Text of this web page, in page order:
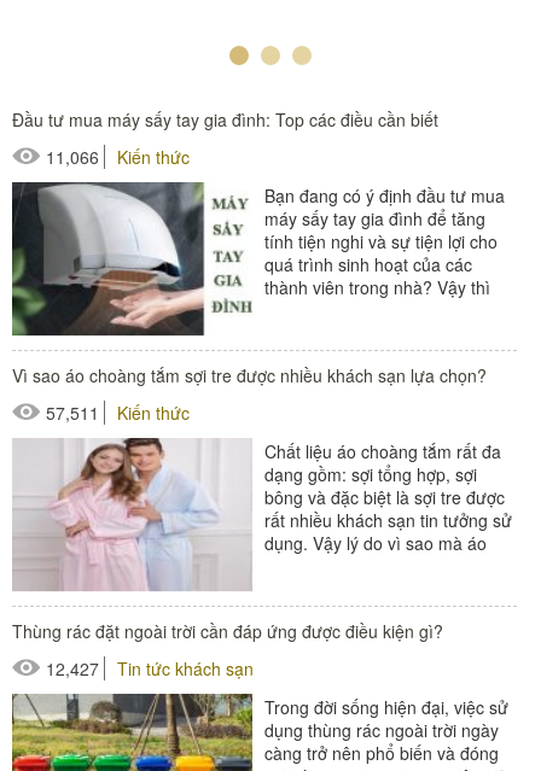
Đầu tư mua máy sấy tay gia đình: Top các điều cần biết
11,066
Kiến thức
Bạn đang có ý định đầu tư mua
máy sấy tay gia đình để tăng
tính tiện nghi và sự tiện lợi cho
quá trình sinh hoạt của các
thành viên trong nhà? Vậy thì
#máy sấy tay
Vì sao áo choàng tắm sợi tre được nhiều khách sạn lựa chọn?
57,511
Kiến thức
Chất liệu áo choàng tắm rất đa
dạng gồm: sợi tổng hợp, sợi
bông và đặc biệt là sợi tre được
rất nhiều khách sạn tin tưởng sử
dụng. Vậy lý do vì sao mà áo
#áo choàng tắm
#đồ dùng phòng tắm
Thùng rác đặt ngoài trời cần đáp ứng được điều kiện gì?
12,427
Tin tức khách sạn
Trong đời sống hiện đại, việc sử
dụng thùng rác ngoài trời ngày
càng trở nên phổ biến và đóng